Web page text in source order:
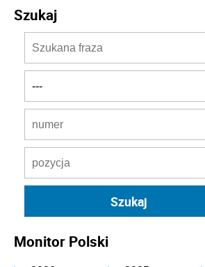
Szukaj
Monitor Polski